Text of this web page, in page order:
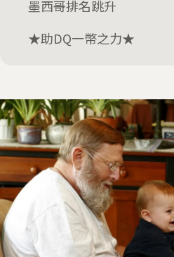
墨西哥排名跳升
★助DQ一幣之力★